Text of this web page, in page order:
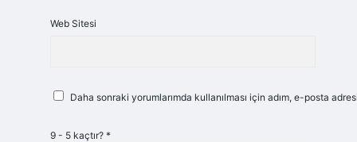
Web Sitesi
Daha sonraki yorumlarımda kullanılması için adım, e-posta
9 - 5 kaçtır? *